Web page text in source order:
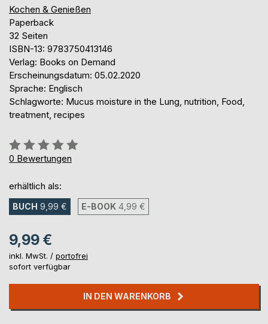
Kochen & Genießen
Paperback
32 Seiten
ISBN-13: 9783750413146
Verlag: Books on Demand
Erscheinungsdatum: 05.02.2020
Sprache: Englisch
Schlagworte: Mucus moisture in the Lung, nutrition, Food,
treatment, recipes
Bewertung::
0%
0 Bewertungen
erhältlich als:
BUCH 9,99 € E-BOOK 4,99 €
9,99 €
inkl. MwSt. / portofrei
sofort verfügbar
IN DEN WARENKORB